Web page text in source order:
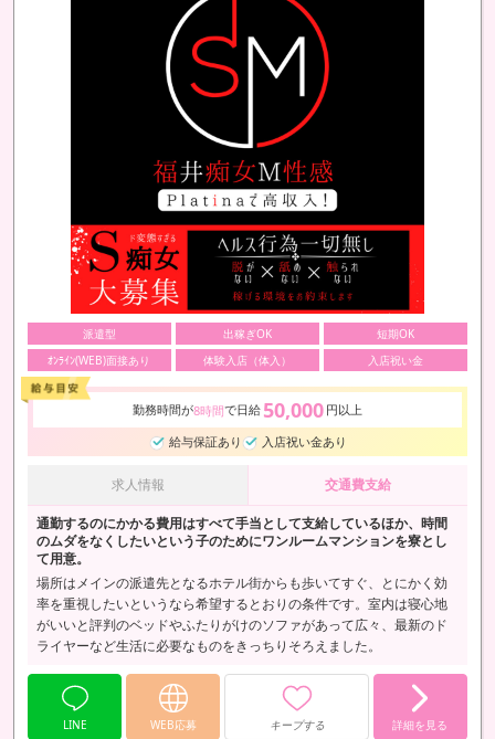
派遣型 出稼ぎOK
短期OK
ｵﾝﾗｲﾝ(WEB)面接あり
体験入店（体入） 入店祝い金
勤務時間が8時間で日給 50,000 円以上
給与保証あり
入店祝い金あり
求人情報 交通費支給
通勤するのにかかる費用はすべて手当として支給しているほか、時間
のムダをなくしたいという子のためにワンルームマンションを寮とし
て用意。
場所はメインの派遣先となるホテル街からも歩いてすぐ、とにかく効
率を重視したいというなら希望するとおりの条件です。室内は寝心地
がいいと評判のベッドやふたりがけのソファがあって広々、最新のド
ライヤーなど生活に必要なものをきっちりそろえました。
LINE WEB応募 キープする 詳細を見る